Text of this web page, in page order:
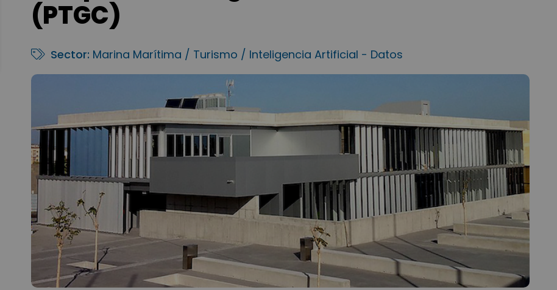
(PTGC)
Sector: Marina Marítima / Turismo / Inteligencia Artificial - Datos